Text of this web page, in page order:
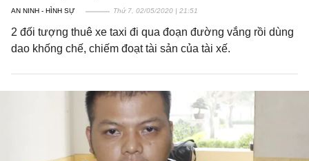
AN NINH - HÌNH SỰ Thứ 7, 02/05/2020 | 21:51
2 đối tượng thuê xe taxi đi qua đoạn đường vắng rồi dùng
dao khống chế, chiếm đoạt tài sản của tài xế.